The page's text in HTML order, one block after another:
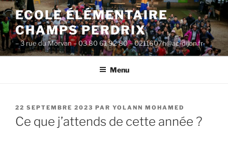
Aller
au
contenu
principal
ECOLE ÉLÉMENTAIRE
CHAMPS PERDRIX
– 3 rue du Morvan – 03 80 61 92 80 – 0211607h@ac-dijon.fr-
Menu
PUBLIÉ
LE
22 SEPTEMBRE 2023 PAR YOLANN MOHAMED
Ce que j’attends de cette année ?